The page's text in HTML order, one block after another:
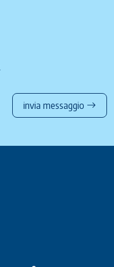
invia messaggio